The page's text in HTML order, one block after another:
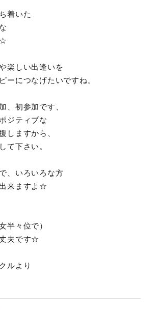
着いた
☆
楽しい出逢いを
ーにつなげたいですね。
、初参加です、
ジティブな
しますから、
て下さい。
、いろいろな方
来ますよ☆
半々位で）
夫です☆
ルより